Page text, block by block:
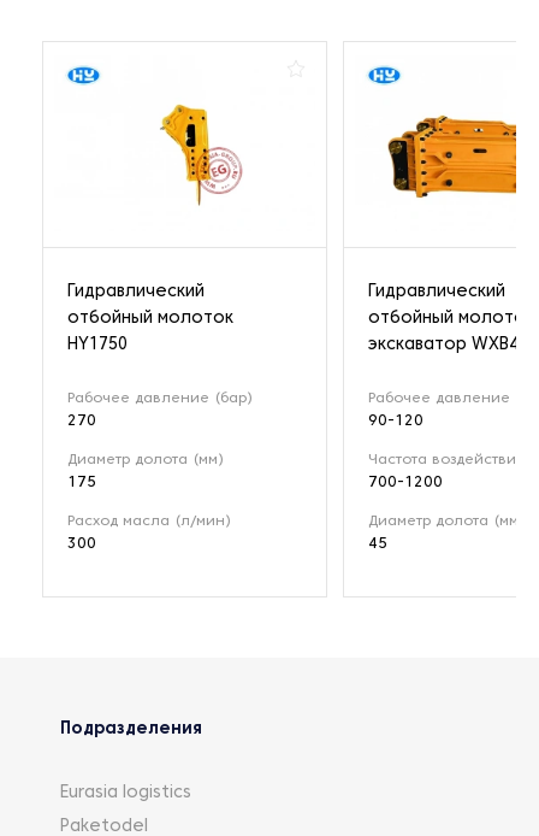
Гидравлический
отбойный молоток
HY1750
Рабочее давление (бар)
270
Диаметр долота (мм)
175
Расход масла (л/мин)
300
Гидравлический
отбойный молоток
экскаватор WXB450
Рабочее давление
90-120
Частота воздействия
700-1200
Диаметр долота (мм)
45
Подразделения
Eurasia logistics
Paketodel